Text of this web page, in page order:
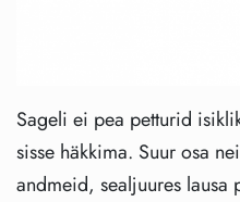
Sageli ei pea petturid
sisse häkkima. Suur osa
andmeid, sealjuures